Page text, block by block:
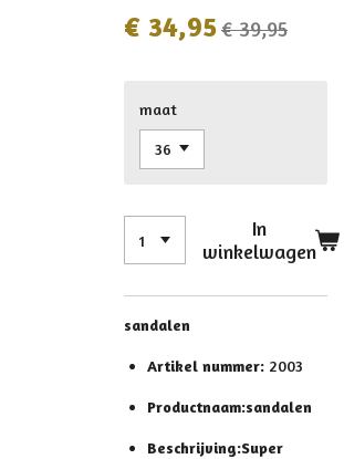
€ 34,95€ 39,95
maat
In
winkelwagen
sandalen
Artikel nummer: 2003
Productnaam:sandalen
Beschrijving:Super